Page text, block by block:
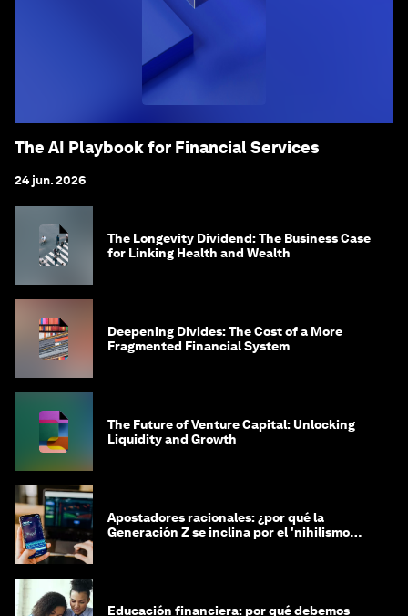
The AI Playbook for Financial Services
24 jun. 2026
The Longevity Dividend: The Business Case
for Linking Health and Wealth
Deepening Divides: The Cost of a More
Fragmented Financial System
The Future of Venture Capital: Unlocking
Liquidity and Growth
Apostadores racionales: ¿por qué la
Generación Z se inclina por el 'nihilismo
Educación financiera: por qué debemos